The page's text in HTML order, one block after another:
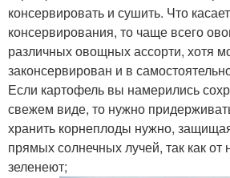
консервировать и сушить. Что
консервирования, то чаще всего
различных овощных ассорти, хотя
законсервирован и в
Если картофель вы намерились
свежем виде, то нужно
хранить корнеплоды нужно,
прямых солнечных лучей, так как от
зеленеют;